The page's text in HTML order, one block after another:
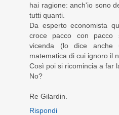
hai ragione: anch'io sono
tutti quanti.
Da esperto economista
croce pacco con pacco
vicenda (lo dice anche
matematica di cui ignoro il
Così poi si ricomincia a far
No?
Re Gilardin.
Rispondi